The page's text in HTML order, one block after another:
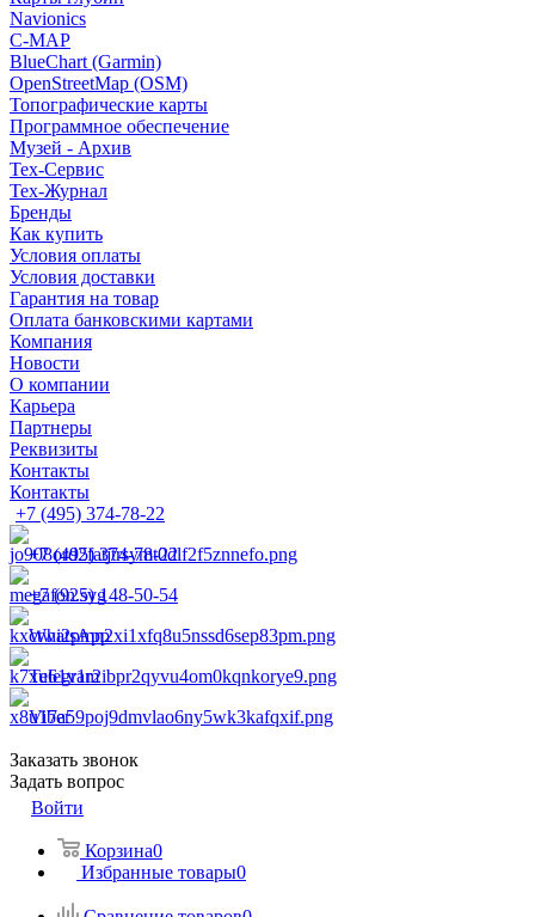
Navionics
C-MAP
BlueChart (Garmin)
OpenStreetMap (OSM)
Топографические карты
Программное обеспечение
Музей - Архив
Tex-Сервис
Тех-Журнал
Бренды
Как купить
Условия оплаты
Условия доставки
Гарантия на товар
Оплата банковскими картами
Компания
Новости
О компании
Карьера
Партнеры
Реквизиты
Контакты
Контакты
+7 (495) 374-78-22
+7 (495) 374-78-22
+7 (925) 148-50-54
WhatsApp
Telegram
Viber
Заказать звонок
Задать вопрос
Войти
Корзина0
Избранные товары0